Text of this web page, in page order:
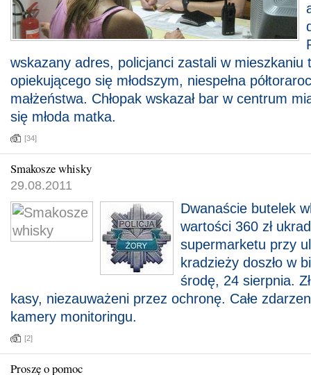
wskazany adres, policjanci zastali w mieszkaniu
opiekującego się młodszym, niespełna
małżeństwa. Chłopak wskazał bar w centrum
się młoda matka.
[34]
Smakosze whisky
29.08.2011
Dwanaście butelek
wartości 360 zł
supermarketu przy
kradzieży doszło w
środę, 24 sierpnia.
kasy, niezauważeni przez ochronę. Całe
kamery monitoringu.
[2]
Proszę o pomoc